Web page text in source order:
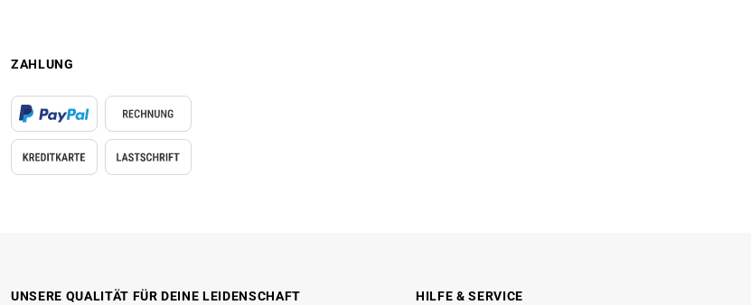
ZAHLUNG
UNSERE QUALITÄT FÜR DEINE LEIDENSCHAFT HILFE & SERVICE